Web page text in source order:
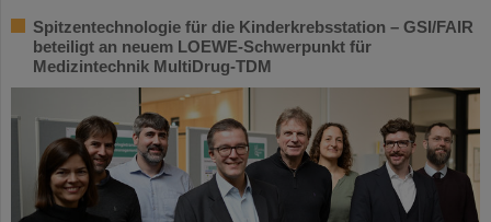
Spitzentechnologie für die Kinderkrebsstation – GSI/FAIR
beteiligt an neuem LOEWE-Schwerpunkt für
Medizintechnik MultiDrug-TDM